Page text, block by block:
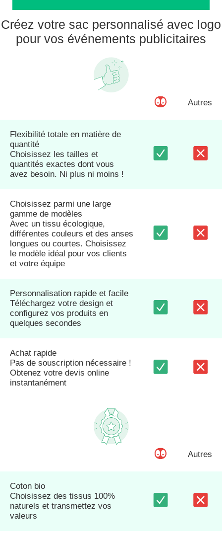
Créez votre sac personnalisé avec logo
pour vos événements publicitaires
Autres
Flexibilité totale en matière de
quantité
Choisissez les tailles et
quantités exactes dont vous
avez besoin. Ni plus ni moins !
Choisissez parmi une large
gamme de modèles
Avec un tissu écologique,
différentes couleurs et des anses
longues ou courtes. Choisissez
le modèle idéal pour vos clients
et votre équipe
Personnalisation rapide et facile
Téléchargez votre design et
configurez vos produits en
quelques secondes
Achat rapide
Pas de souscription nécessaire !
Obtenez votre devis online
instantanément
Autres
Coton bio
Choisissez des tissus 100%
naturels et transmettez vos
valeurs